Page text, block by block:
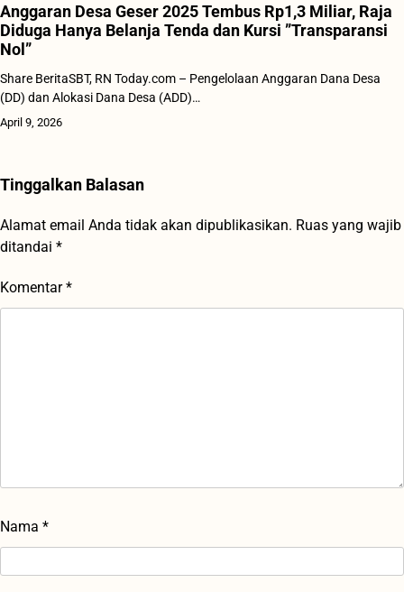
Anggaran Desa Geser 2025 Tembus Rp1,3 Miliar, Raja
Diduga Hanya Belanja Tenda dan Kursi ”Transparansi
Nol”
Share BeritaSBT, RN Today.com – Pengelolaan Anggaran Dana Desa
(DD) dan Alokasi Dana Desa (ADD)…
April 9, 2026
Tinggalkan Balasan
Alamat email Anda tidak akan dipublikasikan. Ruas yang wajib
ditandai *
Komentar*
Nama *